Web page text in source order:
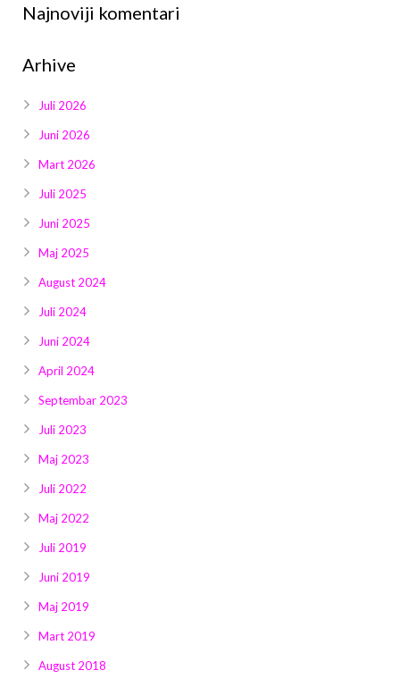
Najnoviji komentari
Arhive
Juli 2026
Juni 2026
Mart 2026
Juli 2025
Juni 2025
Maj 2025
August 2024
Juli 2024
Juni 2024
April 2024
Septembar 2023
Juli 2023
Maj 2023
Juli 2022
Maj 2022
Juli 2019
Juni 2019
Maj 2019
Mart 2019
August 2018